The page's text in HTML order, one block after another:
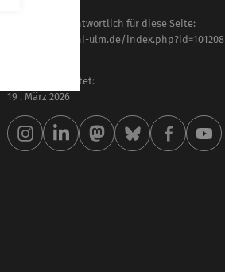
Inhaltlich verantwortlich für diese Seite:
https://www.uni-ulm.de/index.php?id=101208
Zuletzt bearbeitet:
19 . März 2026